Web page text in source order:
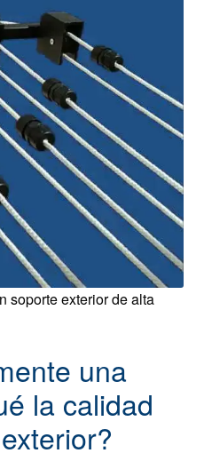
soporte exterior de alta
una
la calidad